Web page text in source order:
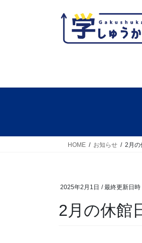
キ
に
HOME お知らせ 2月の
2025年2月1日 / 最終更新日時
2月の休館